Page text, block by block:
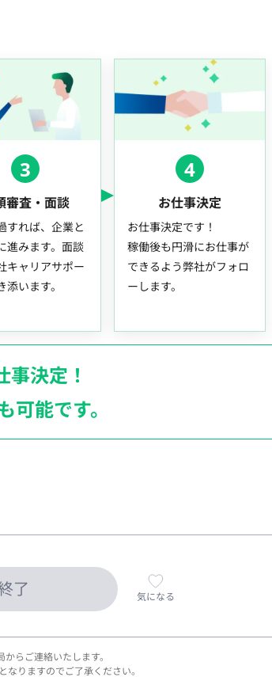
3
審査・面談
すれば、企業と
進みます。面談
キャリアサポー
添います。
4
お仕事決定
お仕事決定です！
稼働後も円滑にお仕事が
できるよう弊社がフォロ
ーします。
決定！
可能です。
了 気になる
らご連絡いたします。
りますのでご了承ください。